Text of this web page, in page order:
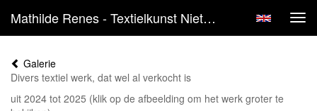
Mathilde Renes - Textielkunst Niet Meer Beschikbaar
Galerie
Divers textiel werk, dat wel al verkocht is
uit 2024 tot 2025 (klik op de afbeelding om het werk groter te